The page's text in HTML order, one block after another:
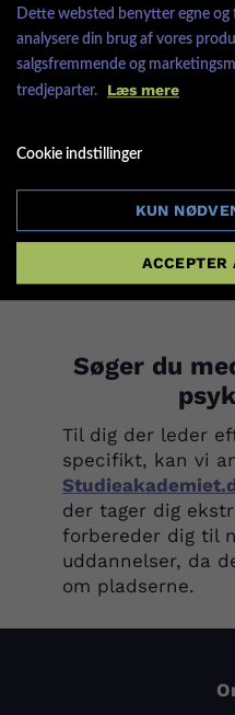
din faglige
generel
engelsk
grafer og
logik og
LÆS MERE OM
Søger du
Til dig der leder
specifikt, kan vi
der tager dig
forbereder dig til
uddannelser, da
om pladserne.
Dette websted benytter egne
analysere din brug af vores
salgsfremmende og
tredjeparter. Læs mere
Cookie indstillinger
KUN
ACCEPTER